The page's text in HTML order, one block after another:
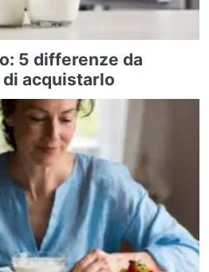
5 differenze da
acquistarlo